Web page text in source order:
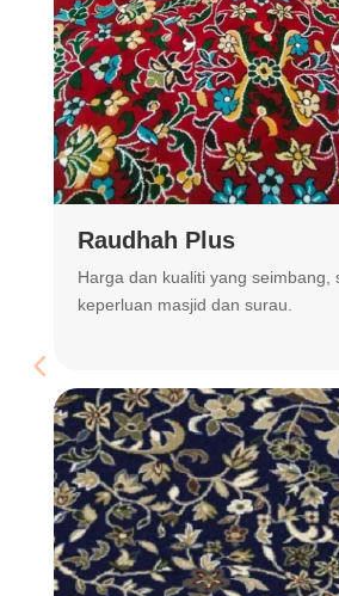
Raudhah Plus
Harga dan kualiti yang seimbang,
keperluan masjid dan surau.